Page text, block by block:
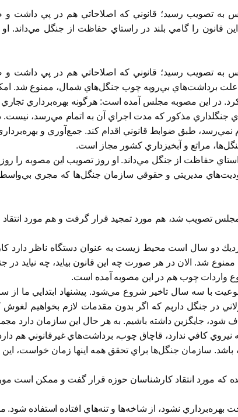
تصويب رسيد؛ قانوني كه اصلاحاتي هم در پي داشت و
را گامي بلند در راستاي حفاظت از جنگل مي‌داند.
تصويب رسيد؛ قانوني كه اصلاحاتي هم در پي داشت و
برداشت‌هاي بي‌رويه چوب جنگل‌هاي شمال، ممنوع شد.
در اين مصوبه مجلس‌ آمده است: هرگونه بهره‌برداري
جنگلداري مذكور كه مدت اجراي آن به اتمام مي‌رسد،
نمي‌رسد، طبق ضوابط قانوني اقدام كند. جمع‌آوري و
مراتع و آبخيزداري كشور مجاز است.
حفاظت از جنگل مي‌داند. او روز تصويب اين مصوبه را
تصويب شد، ‌هم مورد تمجيد قرار گرفت و هم مورد
نزديك دو سال است محيط زيست به عنوان دستگاه ناظر دارد
شد. الان در هر صورت چه اين قانون بيايد، چه نيايد
واردات چوب هم در اين مصوبه آمده است.
با سه سال تاخير شروع مي‌شود. پيشنهاد ابتدايي ما از
در جنگل داريم كه اگر بدون مقدمات لازم بخواهيم
شود، ‌جايگزين داشته باشيم. به هر حال اين سازمان دارد
كافي ندارد، قاچاق چوب، برداشت‌هاي غيرقانوني هم
سازمان جنگل‌ها براي تحقق همه اينها زمان خواست،
كه مورد انتقاد كارشناسان حوزه قرار گفت و ممكن است
نشود، از شاخه‌ها و تنه‌هاي افتاده استفاده شود.